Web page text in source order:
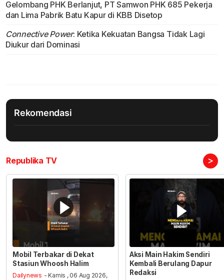
Gelombang PHK Berlanjut, PT Samwon PHK 685 Pekerja
dan Lima Pabrik Batu Kapur di KBB Disetop
Connective Power: Ketika Kekuatan Bangsa Tidak Lagi
Diukur dari Dominasi
Rekomendasi
Republika TV >
Mobil Terbakar di Dekat
Stasiun Whoosh Halim
Dailynews - Kamis , 06 Aug 2026,
Aksi Main Hakim Sendiri
Kembali Berulang Dapur
Redaksi